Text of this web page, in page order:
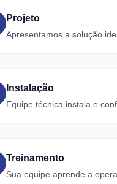
Projeto
Apresentamos a solução
Instalação
Equipe técnica instala e
Treinamento
Sua equipe aprende a